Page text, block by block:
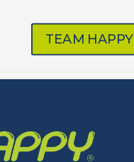
TEAM HAPPY